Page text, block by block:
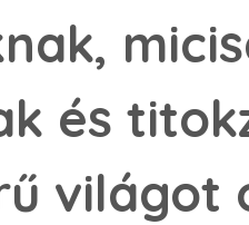
és
világot